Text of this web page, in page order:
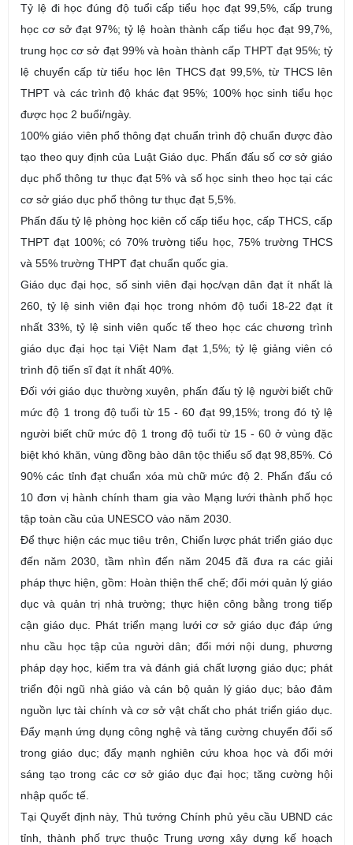
Tỷ lệ đi học đúng độ tuổi cấp tiểu học đạt 99,5%, cấp trung
học cơ sở đạt 97%; tỷ lệ hoàn thành cấp tiểu học đạt 99,7%,
trung học cơ sở đạt 99% và hoàn thành cấp THPT đạt 95%; tỷ
lệ chuyển cấp từ tiểu học lên THCS đạt 99,5%, từ THCS lên
THPT và các trình độ khác đạt 95%; 100% học sinh tiểu học
được học 2 buổi/ngày.
100% giáo viên phổ thông đạt chuẩn trình độ chuẩn được đào
tạo theo quy định của Luật Giáo dục. Phấn đấu số cơ sở giáo
dục phổ thông tư thục đạt 5% và số học sinh theo học tại các
cơ sở giáo dục phổ thông tư thục đạt 5,5%.
Phấn đấu tỷ lệ phòng học kiên cố cấp tiểu học, cấp THCS, cấp
THPT đạt 100%; có 70% trường tiểu học, 75% trường THCS
và 55% trường THPT đạt chuẩn quốc gia.
Giáo dục đại học, số sinh viên đại học/vạn dân đạt ít nhất là
260, tỷ lệ sinh viên đại học trong nhóm độ tuổi 18-22 đạt ít
nhất 33%, tỷ lệ sinh viên quốc tế theo học các chương trình
giáo dục đại học tại Việt Nam đạt 1,5%; tỷ lệ giảng viên có
trình độ tiến sĩ đạt ít nhất 40%.
Đối với giáo dục thường xuyên, phấn đấu tỷ lệ người biết chữ
mức độ 1 trong độ tuổi từ 15 - 60 đạt 99,15%; trong đó tỷ lệ
người biết chữ mức độ 1 trong độ tuổi từ 15 - 60 ở vùng đặc
biệt khó khăn, vùng đồng bào dân tộc thiểu số đạt 98,85%. Có
90% các tỉnh đạt chuẩn xóa mù chữ mức độ 2. Phấn đấu có
10 đơn vị hành chính tham gia vào Mạng lưới thành phố học
tập toàn cầu của UNESCO vào năm 2030.
Để thực hiện các mục tiêu trên, Chiến lược phát triển giáo dục
đến năm 2030, tầm nhìn đến năm 2045 đã đưa ra các giải
pháp thực hiện, gồm: Hoàn thiện thể chế; đổi mới quản lý giáo
dục và quản trị nhà trường; thực hiện công bằng trong tiếp
cận giáo dục. Phát triển mạng lưới cơ sở giáo dục đáp ứng
nhu cầu học tập của người dân; đổi mới nội dung, phương
pháp dạy học, kiểm tra và đánh giá chất lượng giáo dục; phát
triển đội ngũ nhà giáo và cán bộ quản lý giáo dục; bảo đảm
nguồn lực tài chính và cơ sở vật chất cho phát triển giáo dục.
Đẩy mạnh ứng dụng công nghệ và tăng cường chuyển đổi số
trong giáo dục; đẩy mạnh nghiên cứu khoa học và đổi mới
sáng tạo trong các cơ sở giáo dục đại học; tăng cường hội
nhập quốc tế.
Tại Quyết định này, Thủ tướng Chính phủ yêu cầu UBND các
tỉnh, thành phố trực thuộc Trung ương xây dựng kế hoạch